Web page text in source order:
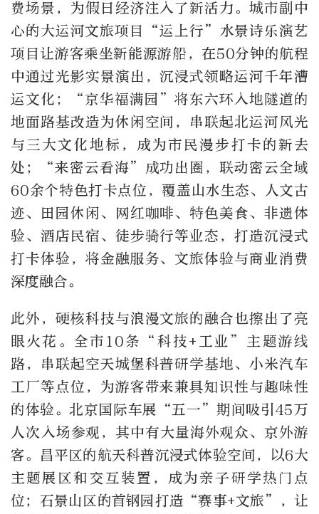
费场景，为假日经济注入了新活力。城市副中
心的大运河文旅项目“运上行”水景诗乐演艺
项目让游客乘坐新能源游船，在50分钟的航程
中通过光影实景演出，沉浸式领略运河千年漕
运文化；“京华福满园”将东六环入地隧道的
地面路基改造为休闲空间，串联起北运河风光
与三大文化地标，成为市民漫步打卡的新去
处；“来密云看海”成功出圈，联动密云全域
60余个特色打卡点位，覆盖山水生态、人文古
迹、田园休闲、网红咖啡、特色美食、非遗体
验、酒店民宿、徒步骑行等业态，打造沉浸式
打卡体验，将金融服务、文旅体验与商业消费
深度融合。
此外，硬核科技与浪漫文旅的融合也擦出了亮
眼火花。全市10条“科技+工业”主题游线
路，串联起空天城堡科普研学基地、小米汽车
工厂等点位，为游客带来兼具知识性与趣味性
的体验。北京国际车展“五一”期间吸引45万
人次‌入场参观，其中有大量海外观众、京外游
客。昌平区的航天科普沉浸式体验空间，以6大
主题展区和交互装置，成为亲子研学热门点
位；石景山区的首钢园打造“赛事+文旅”，让